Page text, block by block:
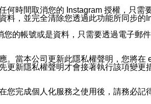
時間取消您的 Instagram 授權，只
，並完全清除您透過此功能所同步的
的帳號或是資料，只需要透過電子郵
當本公司更新此隱私權聲明，您將
新隱私權聲明才會接著執行該項變
完成個人化服務之使用後，請務必